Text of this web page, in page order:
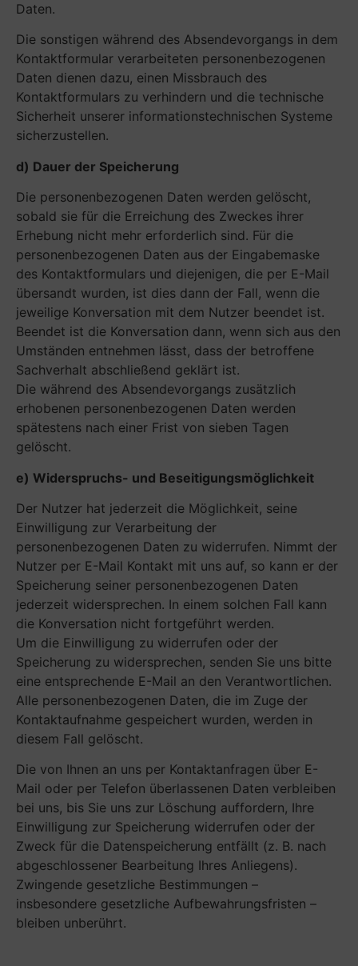
Daten.
Die sonstigen während des Absendevorgangs in dem
Kontaktformular verarbeiteten personenbezogenen
Daten dienen dazu, einen Missbrauch des
Kontaktformulars zu verhindern und die technische
Sicherheit unserer informationstechnischen Systeme
sicherzustellen.
d) Dauer der Speicherung
Die personenbezogenen Daten werden gelöscht,
sobald sie für die Erreichung des Zweckes ihrer
Erhebung nicht mehr erforderlich sind. Für die
personenbezogenen Daten aus der Eingabemaske
des Kontaktformulars und diejenigen, die per E-Mail
übersandt wurden, ist dies dann der Fall, wenn die
jeweilige Konversation mit dem Nutzer beendet ist.
Beendet ist die Konversation dann, wenn sich aus den
Umständen entnehmen lässt, dass der betroffene
Sachverhalt abschließend geklärt ist.
Die während des Absendevorgangs zusätzlich
erhobenen personenbezogenen Daten werden
spätestens nach einer Frist von sieben Tagen
gelöscht.
e) Widerspruchs- und Beseitigungsmöglichkeit
Der Nutzer hat jederzeit die Möglichkeit, seine
Einwilligung zur Verarbeitung der
personenbezogenen Daten zu widerrufen. Nimmt der
Nutzer per E-Mail Kontakt mit uns auf, so kann er der
Speicherung seiner personenbezogenen Daten
jederzeit widersprechen. In einem solchen Fall kann
die Konversation nicht fortgeführt werden.
Um die Einwilligung zu widerrufen oder der
Speicherung zu widersprechen, senden Sie uns bitte
eine entsprechende E-Mail an den Verantwortlichen.
Alle personenbezogenen Daten, die im Zuge der
Kontaktaufnahme gespeichert wurden, werden in
diesem Fall gelöscht.
Die von Ihnen an uns per Kontaktanfragen über E-
Mail oder per Telefon überlassenen Daten verbleiben
bei uns, bis Sie uns zur Löschung auffordern, Ihre
Einwilligung zur Speicherung widerrufen oder der
Zweck für die Datenspeicherung entfällt (z. B. nach
abgeschlossener Bearbeitung Ihres Anliegens).
Zwingende gesetzliche Bestimmungen –
insbesondere gesetzliche Aufbewahrungsfristen –
bleiben unberührt.